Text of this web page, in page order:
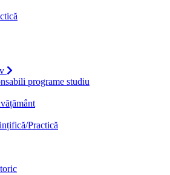
programe studiu
Practică